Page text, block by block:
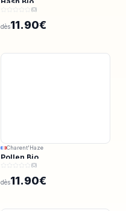
(0)
dès11.90€
Charent'Haze
Pollen Bio
(0)
dès11.90€